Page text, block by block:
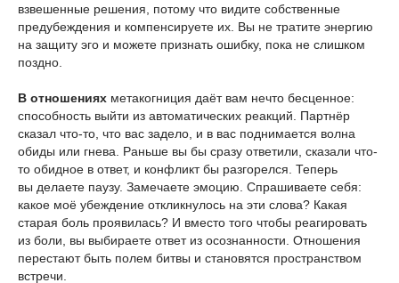
взвешенные решения, потому что видите собственные
предубеждения и компенсируете их. Вы не тратите энергию
на защиту эго и можете признать ошибку, пока не слишком
поздно.
В отношениях метакогниция даёт вам нечто бесценное:
способность выйти из автоматических реакций. Партнёр
сказал что-то, что вас задело, и в вас поднимается волна
обиды или гнева. Раньше вы бы сразу ответили, сказали что-
то обидное в ответ, и конфликт бы разгорелся. Теперь
вы делаете паузу. Замечаете эмоцию. Спрашиваете себя:
какое моё убеждение откликнулось на эти слова? Какая
старая боль проявилась? И вместо того чтобы реагировать
из боли, вы выбираете ответ из осознанности. Отношения
перестают быть полем битвы и становятся пространством
встречи.